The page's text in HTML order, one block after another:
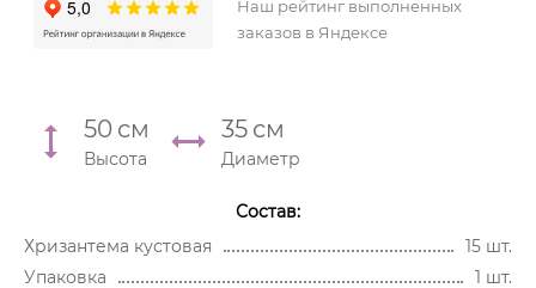
Наш рейтинг выполненных
заказов в Яндексе
50 см
Высота
35 см
Диаметр
Состав:
Хризантема кустовая
15 шт.
Упаковка
1 шт.